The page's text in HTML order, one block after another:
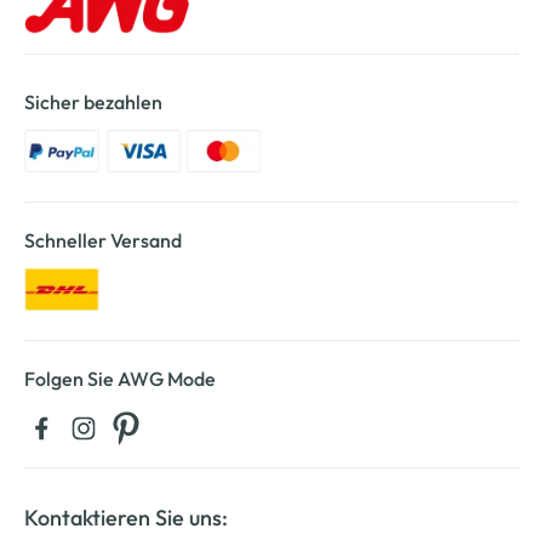
Sicher bezahlen
Schneller Versand
Folgen Sie AWG Mode
Kontaktieren Sie uns: